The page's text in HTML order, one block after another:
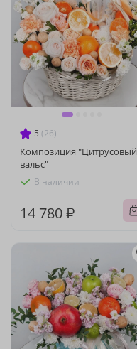
5 (26)
Композиция "Цитрусовый
вальс"
В наличии
14 780 ₽